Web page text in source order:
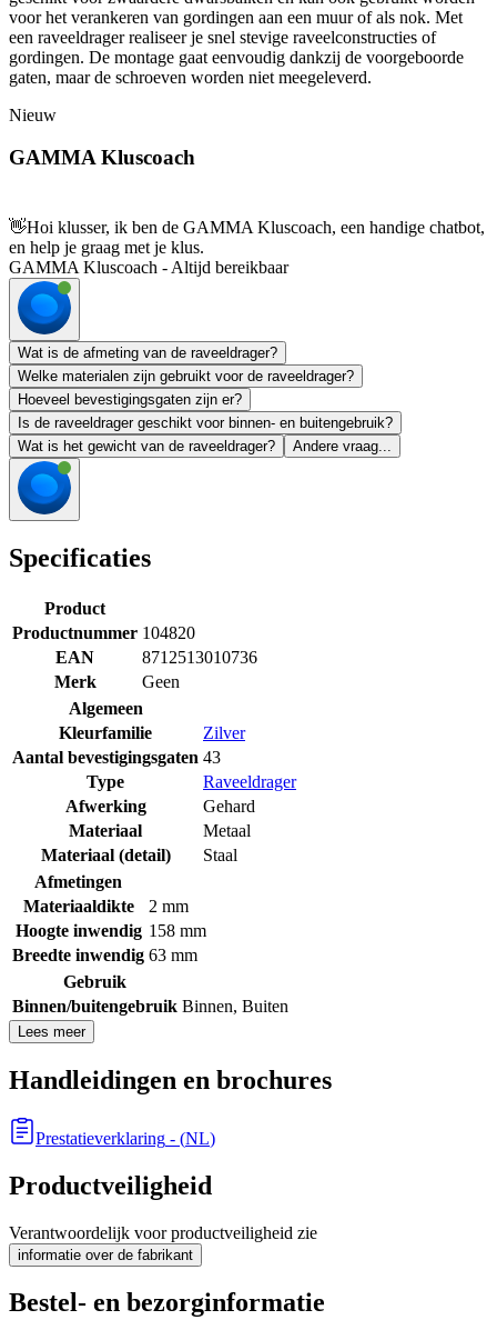
voor het verankeren van gordingen aan een muur of als nok. Met
een raveeldrager realiseer je snel stevige raveelconstructies of
gordingen. De montage gaat eenvoudig dankzij de voorgeboorde
gaten, maar de schroeven worden niet meegeleverd.
Nieuw
GAMMA Kluscoach
👋Hoi klusser, ik ben de GAMMA Kluscoach, een handige chatbot,
en help je graag met je klus.
GAMMA Kluscoach - Altijd bereikbaar
Wat is de afmeting van de raveeldrager?
Welke materialen zijn gebruikt voor de raveeldrager?
Hoeveel bevestigingsgaten zijn er?
Is de raveeldrager geschikt voor binnen- en buitengebruik?
Wat is het gewicht van de raveeldrager?
Andere vraag...
Specificaties
Product
Productnummer 104820
EAN
8712513010736
Merk
Geen
Algemeen
Kleurfamilie
Zilver
Aantal bevestigingsgaten 43
Type
Raveeldrager
Afwerking
Gehard
Materiaal
Metaal
Materiaal (detail)
Staal
Afmetingen
Materiaaldikte
2 mm
Hoogte inwendig 158 mm
Breedte inwendig 63 mm
Gebruik
Binnen/buitengebruik Binnen, Buiten
Lees meer
Handleidingen en brochures
Prestatieverklaring - (NL)
Productveiligheid
Verantwoordelijk voor productveiligheid zie
informatie over de fabrikant
Bestel- en bezorginformatie